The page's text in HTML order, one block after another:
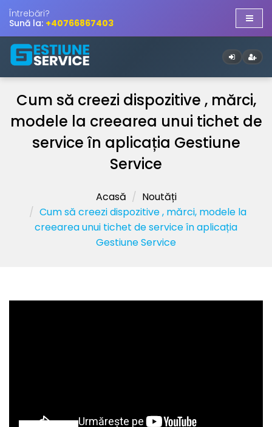
Întrebări?
Sună la: +40766867403
Cum să creezi dispozitive , mărci,
modele la creearea unui tichet de
service în aplicația Gestiune
Service
Acasă
Noutăți
Cum să creezi dispozitive , mărci, modele la
creearea unui tichet de service în aplicația
Gestiune Service